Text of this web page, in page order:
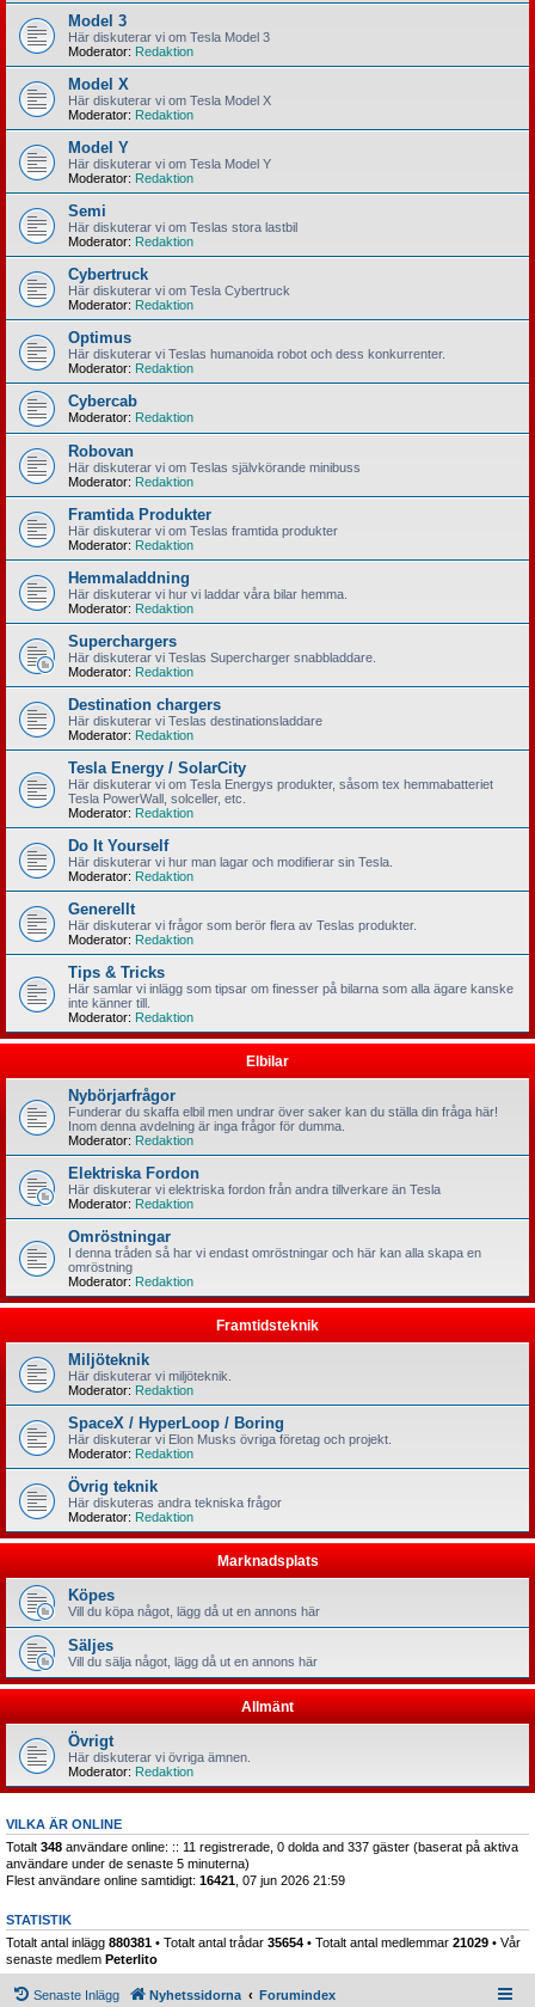
Model 3
Här diskuterar vi om Tesla Model 3
Moderator: Redaktion
Model X
Här diskuterar vi om Tesla Model X
Moderator: Redaktion
Model Y
Här diskuterar vi om Tesla Model Y
Moderator: Redaktion
Semi
Här diskuterar vi om Teslas stora lastbil
Moderator: Redaktion
Cybertruck
Här diskuterar vi om Tesla Cybertruck
Moderator: Redaktion
Optimus
Här diskuterar vi Teslas humanoida robot och dess konkurrenter.
Moderator: Redaktion
Cybercab
Moderator: Redaktion
Robovan
Här diskuterar vi om Teslas självkörande minibuss
Moderator: Redaktion
Framtida Produkter
Här diskuterar vi om Teslas framtida produkter
Moderator: Redaktion
Hemmaladdning
Här diskuterar vi hur vi laddar våra bilar hemma.
Moderator: Redaktion
Superchargers
Här diskuterar vi Teslas Supercharger snabbladdare.
Moderator: Redaktion
Destination chargers
Här diskuterar vi Teslas destinationsladdare
Moderator: Redaktion
Tesla Energy / SolarCity
Här diskuterar vi om Tesla Energys produkter, såsom tex hemmabatteriet
Tesla PowerWall, solceller, etc.
Moderator: Redaktion
Do It Yourself
Här diskuterar vi hur man lagar och modifierar sin Tesla.
Moderator: Redaktion
Generellt
Här diskuterar vi frågor som berör flera av Teslas produkter.
Moderator: Redaktion
Tips & Tricks
Här samlar vi inlägg som tipsar om finesser på bilarna som alla ägare kanske
inte känner till.
Moderator: Redaktion
Elbilar
Nybörjarfrågor
Funderar du skaffa elbil men undrar över saker kan du ställa din fråga här!
Inom denna avdelning är inga frågor för dumma.
Moderator: Redaktion
Elektriska Fordon
Här diskuterar vi elektriska fordon från andra tillverkare än Tesla
Moderator: Redaktion
Omröstningar
I denna tråden så har vi endast omröstningar och här kan alla skapa en
omröstning
Moderator: Redaktion
Framtidsteknik
Miljöteknik
Här diskuterar vi miljöteknik.
Moderator: Redaktion
SpaceX / HyperLoop / Boring
Här diskuterar vi Elon Musks övriga företag och projekt.
Moderator: Redaktion
Övrig teknik
Här diskuteras andra tekniska frågor
Moderator: Redaktion
Marknadsplats
Köpes
Vill du köpa något, lägg då ut en annons här
Säljes
Vill du sälja något, lägg då ut en annons här
Allmänt
Övrigt
Här diskuterar vi övriga ämnen.
Moderator: Redaktion
VILKA ÄR ONLINE
Totalt 348 användare online: :: 11 registrerade, 0 dolda and 337 gäster (baserat på aktiva
användare under de senaste 5 minuterna)
Flest användare online samtidigt: 16421 , 07 jun 2026 21:59
STATISTIK
Totalt antal inlägg 880381 • Totalt antal trådar 35654 • Totalt antal medlemmar 21029 • Vår
senaste medlem Peterlito
Senaste Inlägg Nyhetssidorna Forumindex